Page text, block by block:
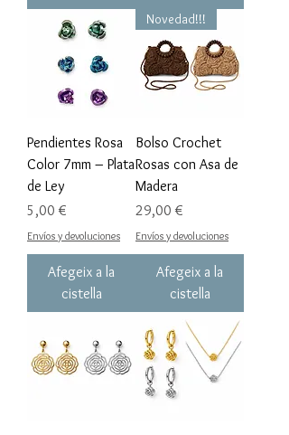
Pendientes Rosa
Color 7mm – Plata
de Ley
Preu
5,00 €
Envíos y devoluciones
Afegeix a la
cistella
Novedad!!!
Bolso Crochet
Rosas con Asa de
Madera
Preu
29,00 €
Envíos y devoluciones
Afegeix a la
cistella